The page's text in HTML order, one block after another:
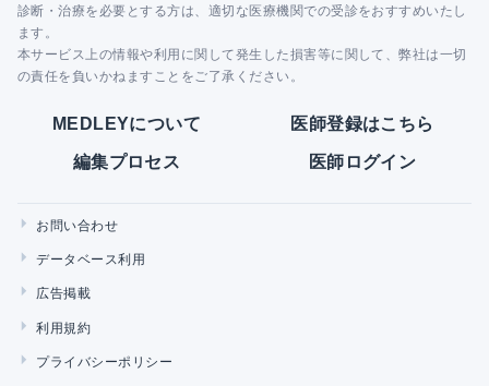
診断・治療を必要とする方は、適切な医療機関での受診をおすすめいたし
ます。
本サービス上の情報や利用に関して発生した損害等に関して、弊社は一切
の責任を負いかねますことをご了承ください。
MEDLEYについて 医師登録はこちら
編集プロセス 医師ログイン
お問い合わせ
データベース利用
広告掲載
利用規約
プライバシーポリシー